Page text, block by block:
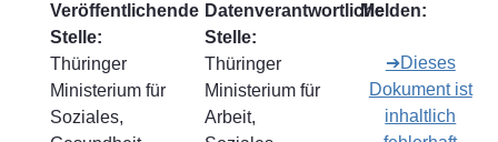
Veröffentlichende
Stelle:
Thüringer
Ministerium für
Soziales,
Datenverantwortliche
Stelle:
Thüringer
Ministerium für
Arbeit,
Melden:
➔Dieses
Dokument ist
inhaltlich